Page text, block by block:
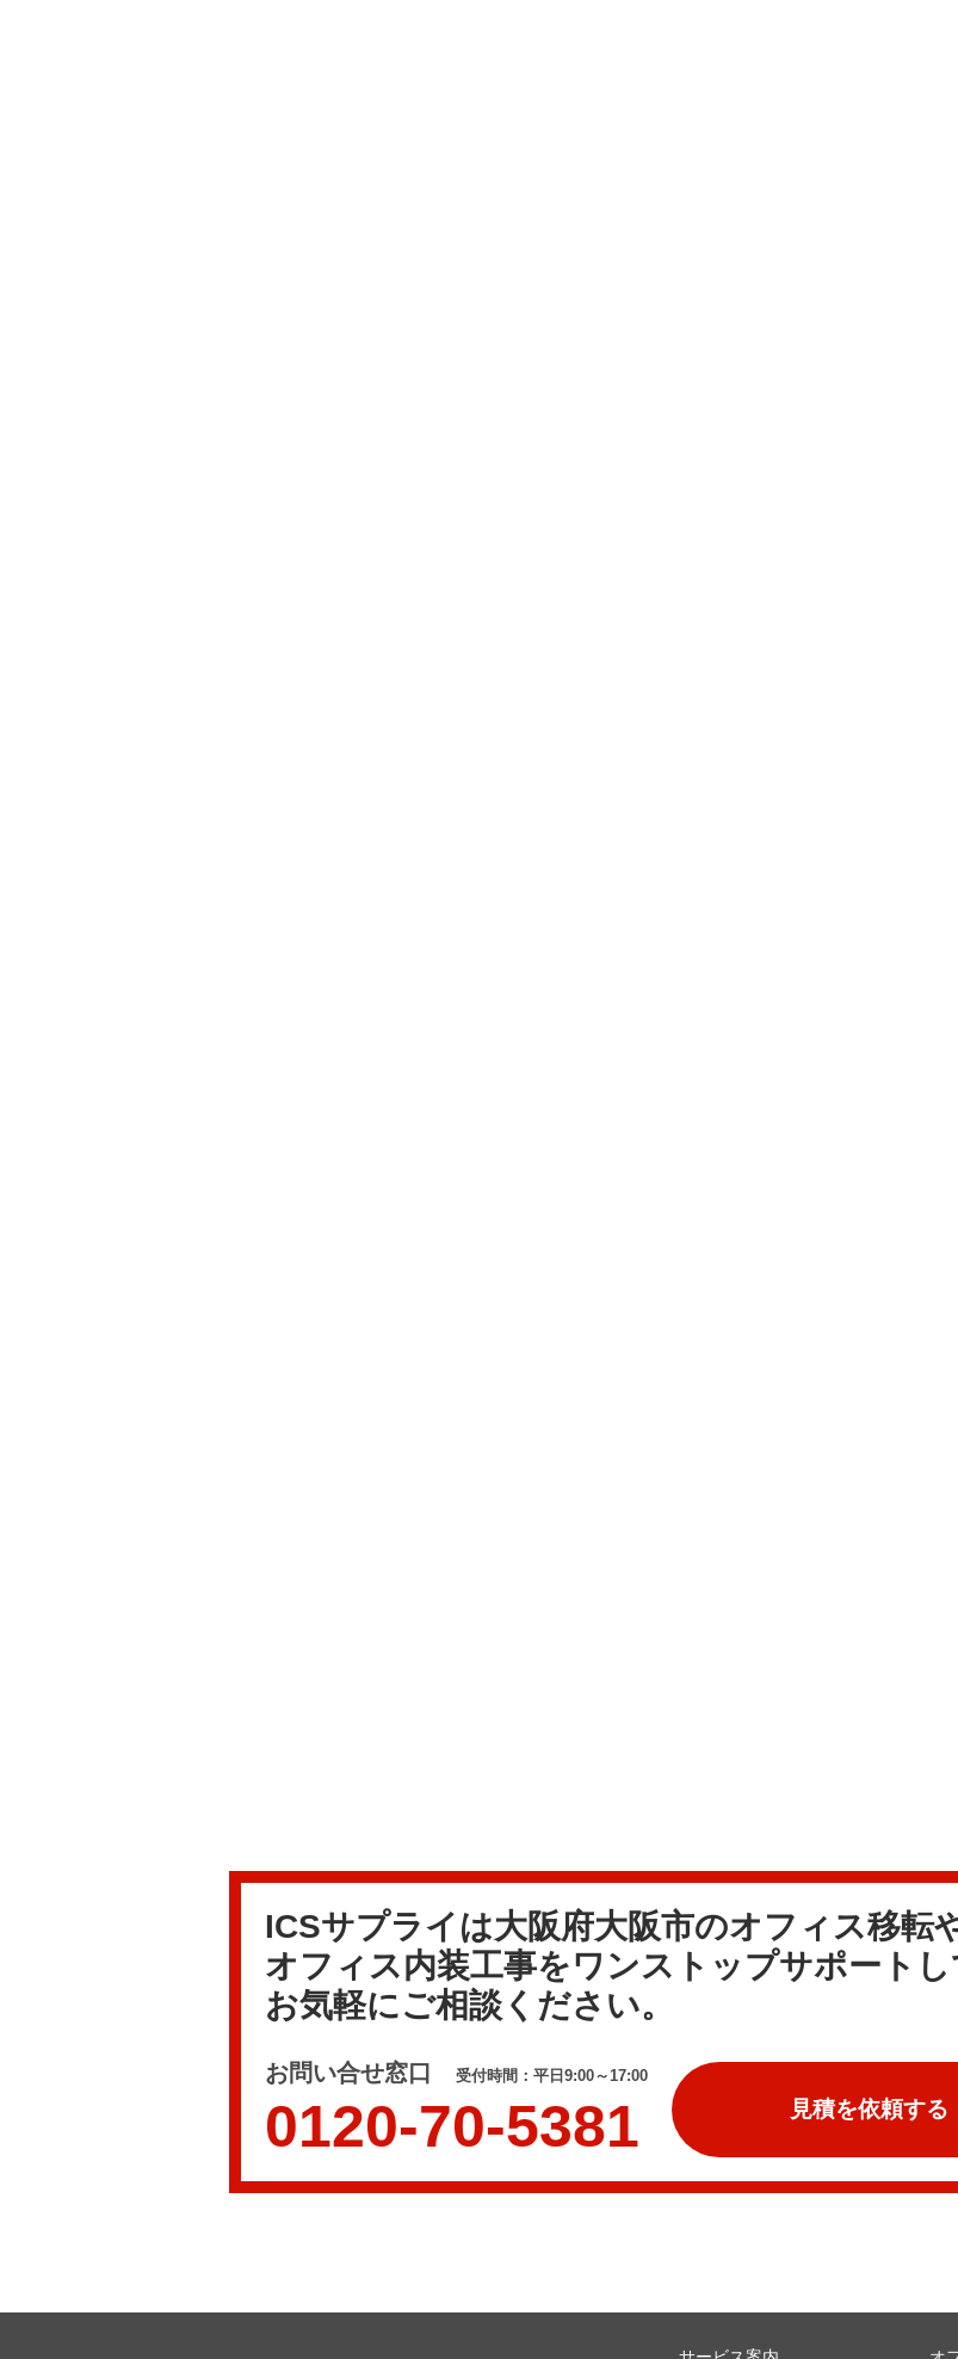
ICSサプライは大阪府大阪市のオフィス移転
オフィス内装工事をワンストップサポートし
お気軽にご相談ください。
お問い合せ窓口 受付時間：平日9:00～17:00
0120-70-5381 見積を依頼する